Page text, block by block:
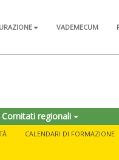
VADEMECUM
Comitati regionali
CALENDARI DI FORMAZIONE